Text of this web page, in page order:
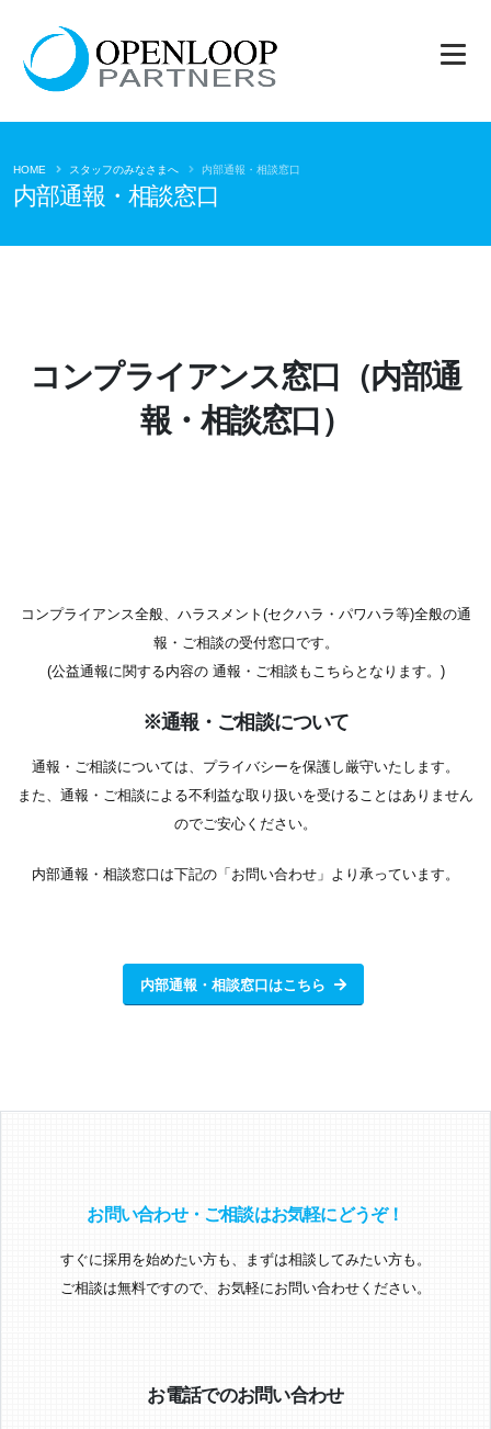
内部通報・相談窓口
HOME スタッフのみなさまへ 内部通報・相談窓口
コンプライアンス窓口（内部通
報・相談窓口）
コンプライアンス全般、ハラスメント(セクハラ・パワハラ等)全般の通
報・ご相談の受付窓口です。
(公益通報に関する内容の 通報・ご相談もこちらとなります。)
※通報・ご相談について
通報・ご相談については、プライバシーを保護し厳守いたします。
また、通報・ご相談による不利益な取り扱いを受けることはありません
のでご安心ください。
内部通報・相談窓口は下記の「お問い合わせ」より承っています。
内部通報・相談窓口はこちら
お問い合わせ・ご相談はお気軽にどうぞ！
すぐに採用を始めたい方も、まずは相談してみたい方も。
ご相談は無料ですので、お気軽にお問い合わせください。
お電話でのお問い合わせ